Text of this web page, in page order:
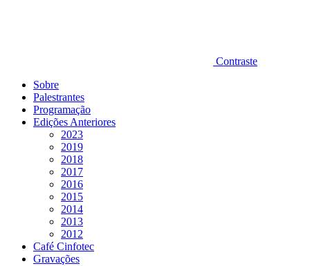
Contraste
Sobre
Palestrantes
Programação
Edições Anteriores
2023
2019
2018
2017
2016
2015
2014
2013
2012
Café Cinfotec
Gravações